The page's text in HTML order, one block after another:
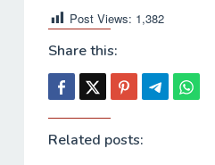
Post Views: 1,382
Share this:
Related posts: